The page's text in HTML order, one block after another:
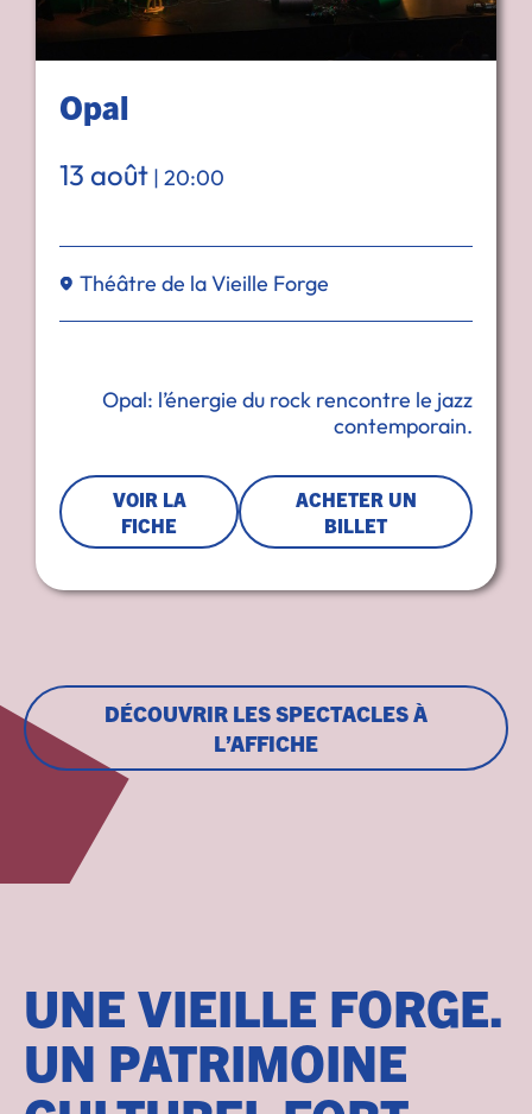
Opal
13 août | 20:00
Théâtre de la Vieille Forge
Opal: l’énergie du rock rencontre le jazz
contemporain.
VOIR LA
FICHE
ACHETER UN
BILLET
DÉCOUVRIR LES SPECTACLES À
L’AFFICHE
UNE VIEILLE FORGE.
UN PATRIMOINE